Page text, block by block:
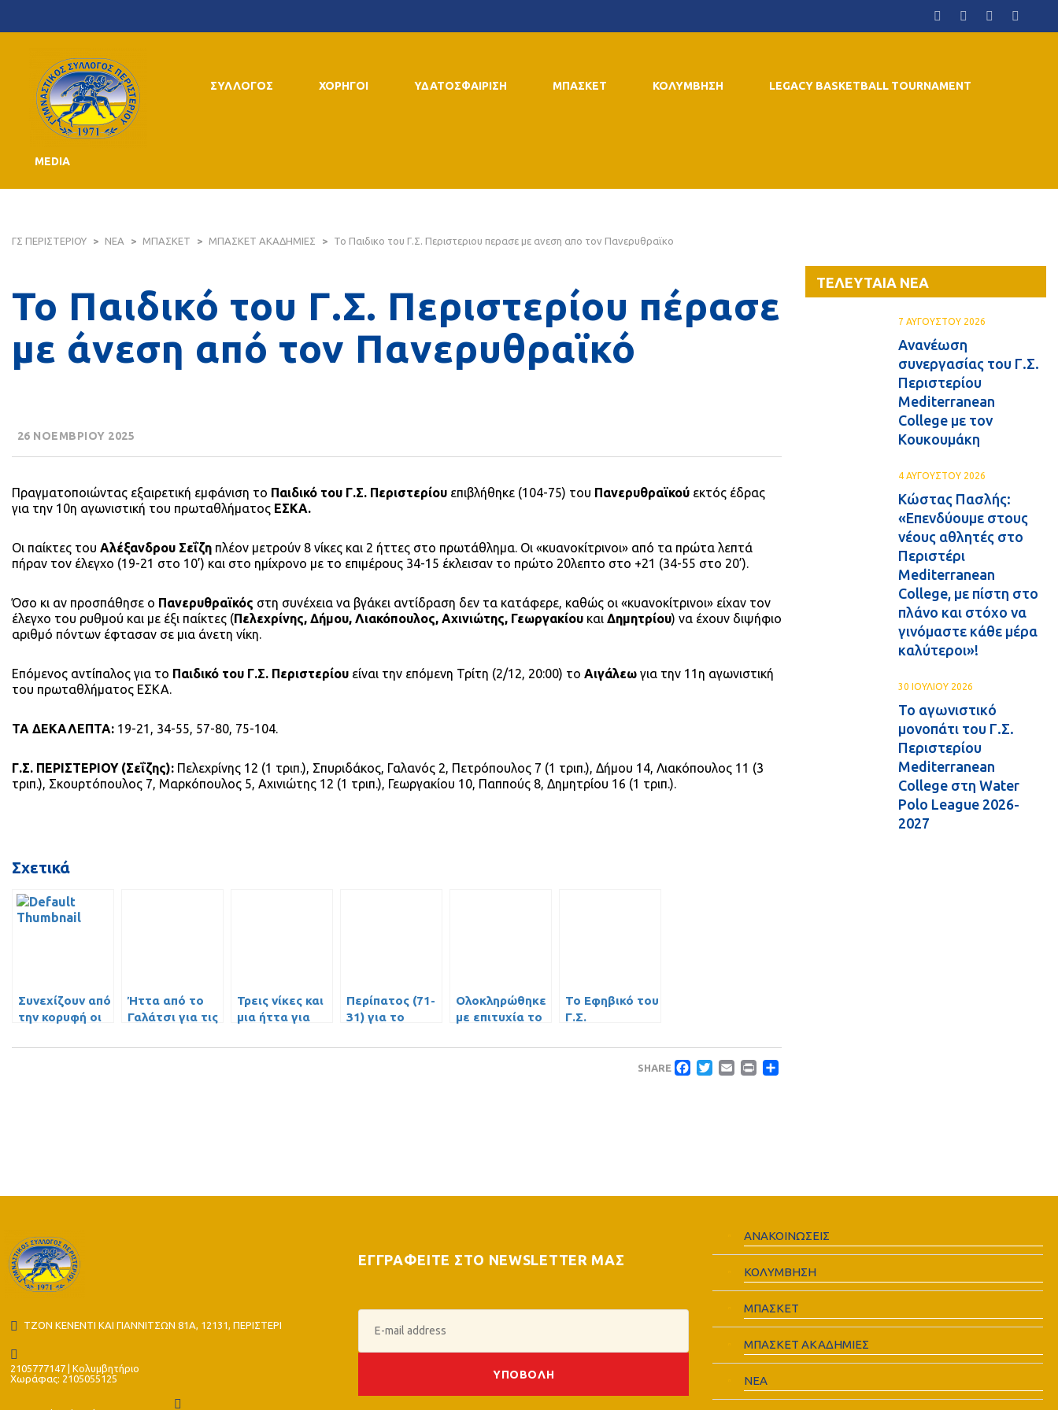
ΣΥΛΛΟΓΟΣ ΧΟΡΗΓΟΙ ΥΔΑΤΟΣΦΑΙΡΙΣΗ ΜΠΑΣΚΕΤ ΚΟΛΥΜΒΗΣΗ LEGACY BASKETBALL TOURNAMENT
MEDIA
ΓΣ ΠΕΡΙΣΤΕΡΙΟΥ > ΝΕΑ > ΜΠΑΣΚΕΤ > ΜΠΑΣΚΕΤ ΑΚΑΔΗΜΙΕΣ > Το Παιδικο του Γ.Σ. Περιστεριου περασε με ανεση απο τον Πανερυθραϊκο
Το Παιδικό του Γ.Σ. Περιστερίου πέρασε
με άνεση από τον Πανερυθραϊκό
26 ΝΟΕΜΒΡΙΟΥ 2025
Πραγματοποιώντας εξαιρετική εμφάνιση το Παιδικό του Γ.Σ. Περιστερίου επιβλήθηκε (104-75) του Πανερυθραϊκού εκτός έδρας
για την 10η αγωνιστική του πρωταθλήματος ΕΣΚΑ.
Οι παίκτες του Αλέξανδρου Σεΐζη πλέον μετρούν 8 νίκες και 2 ήττες στο πρωτάθλημα. Οι «κυανοκίτρινοι» από τα πρώτα λεπτά
πήραν τον έλεγχο (19-21 στο 10’) και στο ημίχρονο με το επιμέρους 34-15 έκλεισαν το πρώτο 20λεπτο στο +21 (34-55 στο 20’).
Όσο κι αν προσπάθησε ο Πανερυθραϊκός στη συνέχεια να βγάκει αντίδραση δεν τα κατάφερε, καθώς οι «κυανοκίτρινοι» είχαν τον
έλεγχο του ρυθμού και με έξι παίκτες (Πελεχρίνης, Δήμου, Λιακόπουλος, Αχινιώτης, Γεωργακίου και Δημητρίου) να έχουν διψήφιο
αριθμό πόντων έφτασαν σε μια άνετη νίκη.
Επόμενος αντίπαλος για το Παιδικό του Γ.Σ. Περιστερίου είναι την επόμενη Τρίτη (2/12, 20:00) το Αιγάλεω για την 11η αγωνιστική
του πρωταθλήματος ΕΣΚΑ.
ΤΑ ΔΕΚΑΛΕΠΤΑ: 19-21, 34-55, 57-80, 75-104.
Γ.Σ. ΠΕΡΙΣΤΕΡΙΟΥ (Σεΐζης): Πελεχρίνης 12 (1 τριπ.), Σπυριδάκος, Γαλανός 2, Πετρόπουλος 7 (1 τριπ.), Δήμου 14, Λιακόπουλος 11 (3
τριπ.), Σκουρτόπουλος 7, Μαρκόπουλος 5, Αχινιώτης 12 (1 τριπ.), Γεωργακίου 10, Παππούς 8, Δημητρίου 16 (1 τριπ.).
Σχετικά
Συνεχίζουν από
την κορυφή οι
Ήττα από το
Γαλάτσι για τις
Τρεις νίκες και
μια ήττα για
του ΓΣ
Περίπατος (71-
31) για το
απέναντι στα
Ολοκληρώθηκε
με επιτυχία το
Basketball
Το Εφηβικό του
Γ.Σ.
έχασε τον
SHARE Facebook
Twitter
Email
Print
ΤΕΛΕΥΤΑΙΑ ΝΕΑ
7 ΑΥΓΟΥΣΤΟΥ 2026
Ανανέωση
συνεργασίας του Γ.Σ.
Περιστερίου
Mediterranean
College με τον
Κουκουμάκη
4 ΑΥΓΟΥΣΤΟΥ 2026
Κώστας Πασλής:
«Επενδύουμε στους
νέους αθλητές στο
Περιστέρι
Mediterranean
College, με πίστη στο
πλάνο και στόχο να
γινόμαστε κάθε μέρα
καλύτεροι»!
30 ΙΟΥΛΙΟΥ 2026
Το αγωνιστικό
μονοπάτι του Γ.Σ.
Περιστερίου
Mediterranean
College στη Water
Polo League 2026-
2027
ΤΖΟΝ ΚΕΝΕΝΤΙ ΚΑΙ ΓΙΑΝΝΙΤΣΩΝ 81Α, 12131, ΠΕΡΙΣΤΕΡΙ
2105777147 | Κολυμβητήριο
Χωράφας: 2105055125
ΕΓΓΡΑΦΕΙΤΕ ΣΤΟ NEWSLETTER ΜΑΣ
ΑΝΑΚΟΙΝΩΣΕΙΣ
ΚΟΛΥΜΒΗΣΗ
ΜΠΑΣΚΕΤ
ΜΠΑΣΚΕΤ ΑΚΑΔΗΜΙΕΣ
ΝΕΑ